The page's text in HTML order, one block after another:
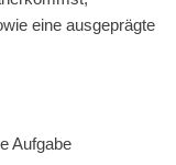
eine ausgeprägte
Aufgabe